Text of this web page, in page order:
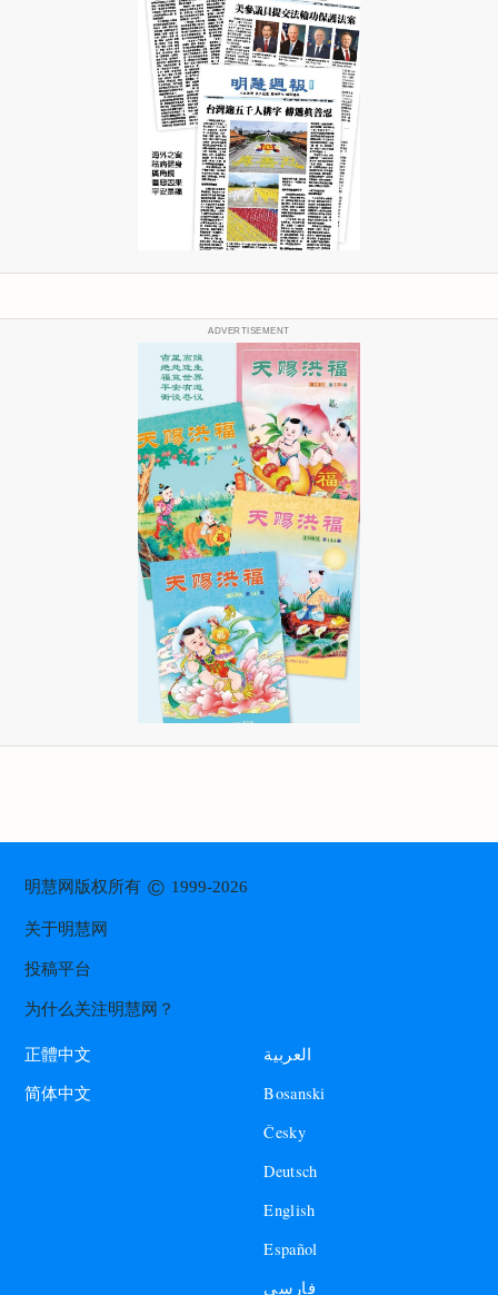
ADVERTISEMENT
明慧网版权所有© 1999-2026
关于明慧网
投稿平台
为什么关注明慧网？
正體中文
简体中文
العربية
Bosanski
Česky
Deutsch
English
Español
فارسی